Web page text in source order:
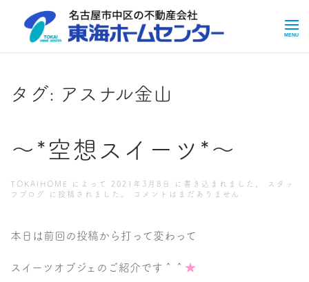
Skip to main content
タグ: アスナル金山
～*空想スイーツ*～
TOKAIHOME によって 2021年3月8日 に書き込まれました。
スタッ
フブログ
に投稿されました。
～
ス
ツ
コメントはまだありません
本日は前回の投稿から打って変わって
スイーツオブジェのご紹介です＾＾ ★